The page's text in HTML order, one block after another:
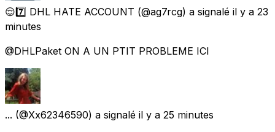
😌7️⃣ DHL HATE ACCOUNT (@ag7rcg) a signalé il y a 23
minutes
@DHLPaket ON A UN PTIT PROBLEME ICI
... (@Xx62346590) a signalé il y a 25 minutes